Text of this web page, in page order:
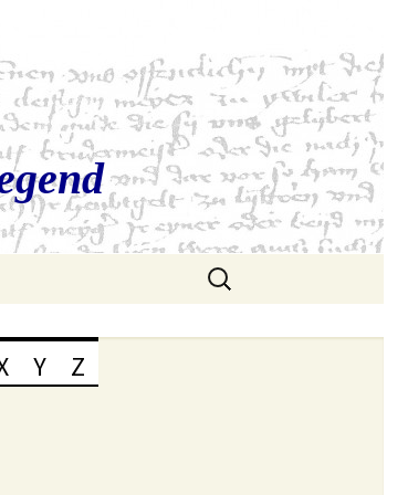
Suchen
nach:
Y Z